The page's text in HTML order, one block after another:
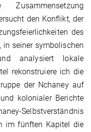
den Konflikt, der
des
in seiner symbolischen
analysiert lokale
rekonstruiere ich die
der Nchaney auf
kolonialer Berichte
Selbstverständnis
im fünften Kapitel die